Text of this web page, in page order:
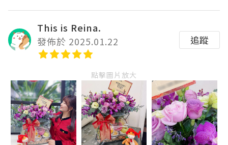
This is Reina.
發佈於 2025.01.22
追蹤
點擊圖片放大